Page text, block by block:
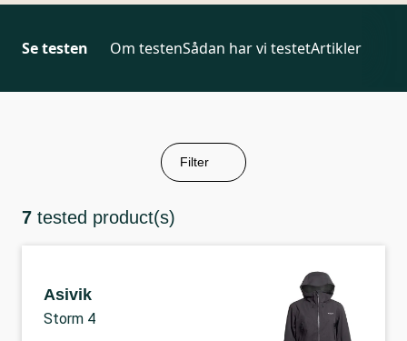
Se testen Om testenSådan har vi testetArtikler
Filter
7 tested product(s)
Asivik
Storm 4